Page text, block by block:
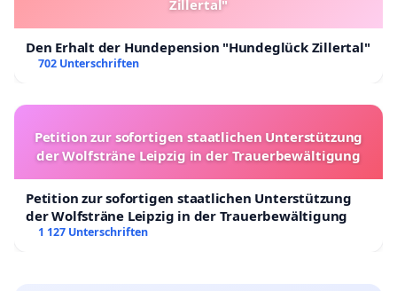
Zillertal"
Den Erhalt der Hundepension "Hundeglück Zillertal"
702 Unterschriften
Petition zur sofortigen staatlichen Unterstützung
der Wolfsträne Leipzig in der Trauerbewältigung
Petition zur sofortigen staatlichen Unterstützung
der Wolfsträne Leipzig in der Trauerbewältigung
1 127 Unterschriften